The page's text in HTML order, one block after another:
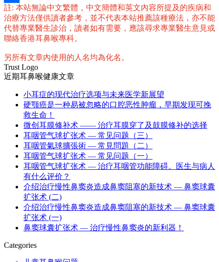
分
享
註: 本站無論中文繁體，中文簡體和英文內容所提及的疾病和
治療方法僅供讀者參考，並不代表本站推薦該種療法，亦不能
代替專業醫生診治，讀者如有需要，應該尋求專業醫生意見或
聯絡香港耳鼻喉專科。
另所有文章內使用的人名均為化名。
Trust Logo
近期耳鼻喉健康文章
小耳症的现代治疗选项与未来医学新展望
硬颚癌是一种易被忽略的口腔恶性肿瘤，早期发现可挽
救生命！
微创耳膜修补术 —— 治疗耳膜穿了及鼓膜修补的选择
耳咽管气球扩张术 — 常见问题（三）
耳咽管氣球擴張術 — 常見問題（二）
耳咽管气球扩张术 — 常见问题（一）
耳咽管气球扩张术 — 治疗耳咽管功能障碍。医生与病人
有什么评价？
介绍治疗慢性鼻窦炎造成鼻窦阻塞的新技术 — 鼻窦球囊
扩张术 (二)
介绍治疗慢性鼻窦炎造成鼻窦阻塞的新技术 — 鼻窦球囊
扩张术 (一)
鼻窦球囊扩张术 — 治疗慢性鼻窦炎的新利器！
Categories